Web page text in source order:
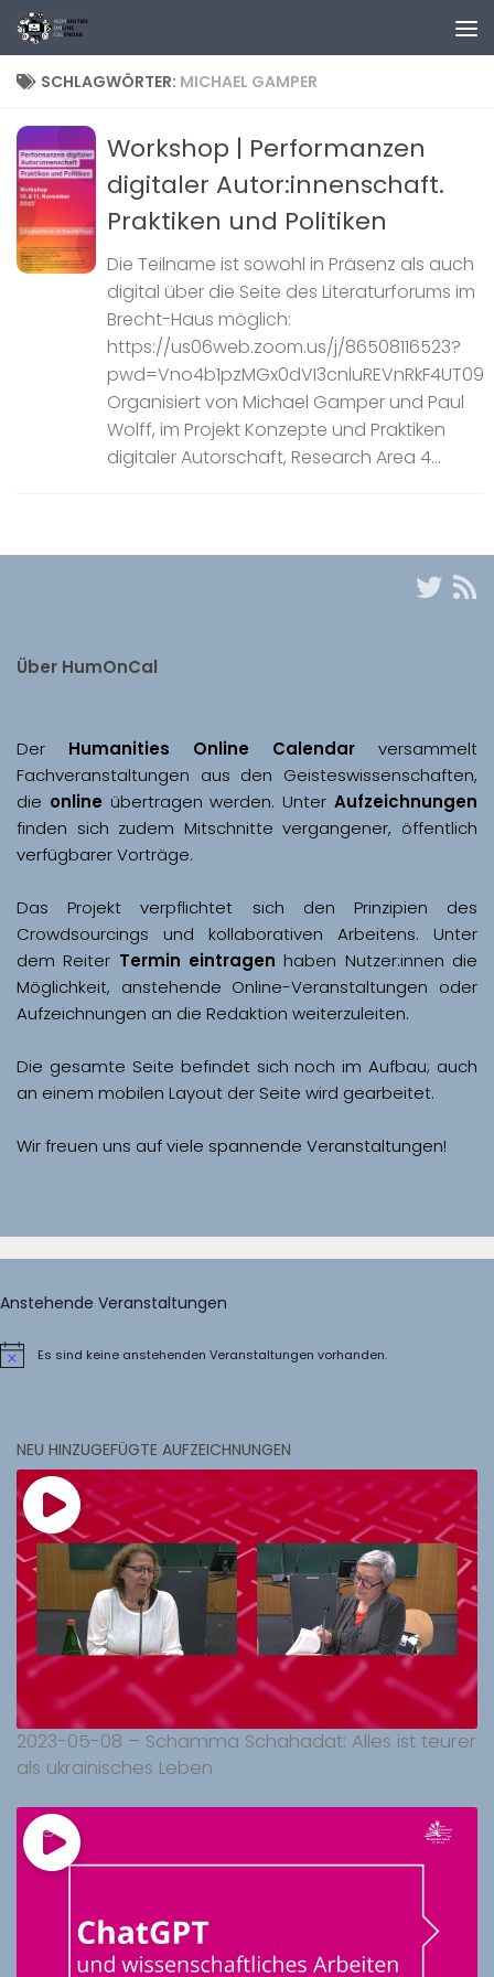
Zum Inhalt springen
SCHLAGWÖRTER: MICHAEL GAMPER
Workshop | Performanzen
digitaler Autor:innenschaft.
Praktiken und Politiken
Die Teilname ist sowohl in Präsenz als auch
digital über die Seite des Literaturforums im
Brecht-Haus möglich:
https://us06web.zoom.us/j/86508116523?
pwd=Vno4b1pzMGx0dVI3cnluREVnRkF4UT09
Organisiert von Michael Gamper und Paul
Wolff, im Projekt Konzepte und Praktiken
digitaler Autorschaft, Research Area 4...
Über HumOnCal
Der Humanities Online Calendar versammelt
Fachveranstaltungen aus den Geisteswissenschaften,
die online übertragen werden. Unter Aufzeichnungen
finden sich zudem Mitschnitte vergangener, öffentlich
Das Projekt verpflichtet sich den Prinzipien des
Crowdsourcings und kollaborativen Arbeitens. Unter
dem Reiter Termin eintragen haben Nutzer:innen die
Möglichkeit, anstehende Online-Veranstaltungen oder
Aufzeichnungen an die Redaktion weiterzuleiten.
Die gesamte Seite befindet sich noch im Aufbau; auch
Wir freuen uns auf viele spannende Veranstaltungen!
Anstehende Veranstaltungen
HinweisEs sind keine anstehenden Veranstaltungen vorhanden.
NEU HINZUGEFÜGTE AUFZEICHNUNGEN
2023-05-08 – Schamma Schahadat: Alles ist teurer
als ukrainisches Leben